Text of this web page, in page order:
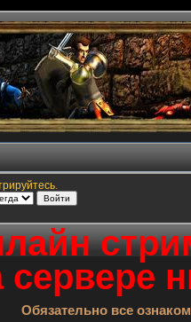
.
Обязательно все